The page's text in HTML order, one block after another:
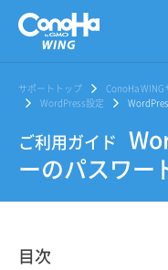
サポートトップ ConoHa
WordPress設定
ご利用ガイド
ーのパスワー
目次